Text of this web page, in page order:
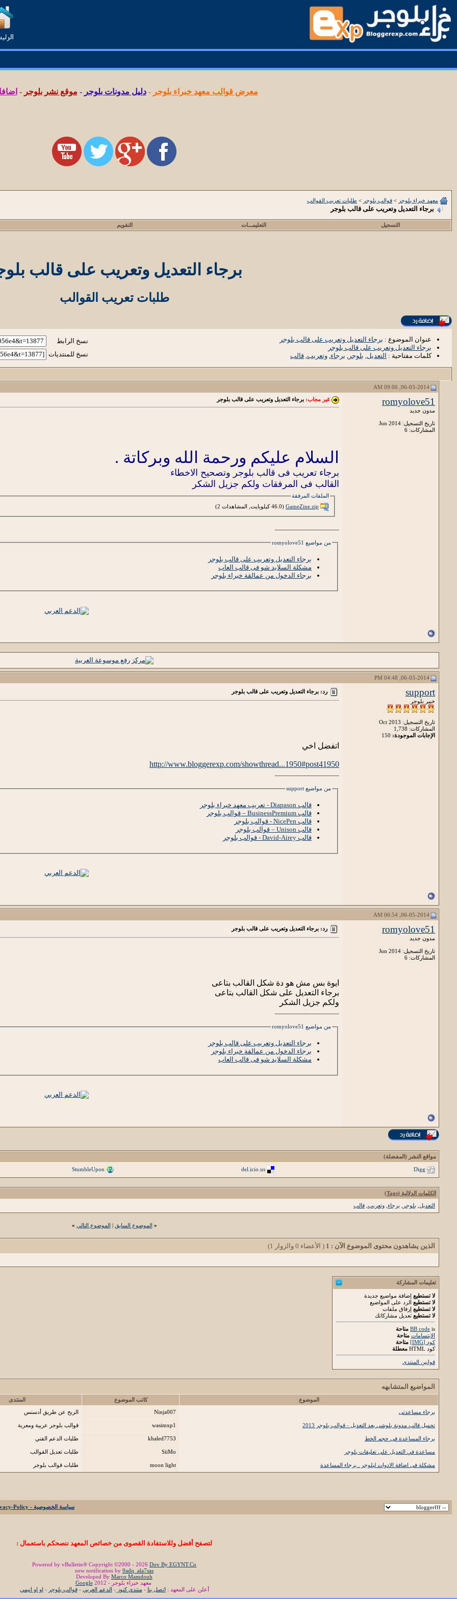
معرض قوالب معهد خبراء بلوجر -دليل مدونات بلوجر - موقع نشر بلوجر -
معهد خبراء بلوجر > قوالب بلوجر > طلبات تعريب القوالب
برجاء التعديل وتعريب على قالب بلوجر
التسجيل التعليمـــات التقويم
برجاء التعديل وتعريب على قالب
طلبات تعريب القوالب
عنوان الموضوع : برجاء التعديل وتعريب على قالب بلوجر
برجاء التعديل وتعريب على قالب بلوجر
كلمات مفتاحية : التعديل, بلوجر , برجاء, وتعريب, قالب
نسخ الرابط
نسخ للمنتديات
romyolove51
مدون جديد
تاريخ التسجيل: Jun 2014
المشاركات: 6
غير مجاب: برجاء التعديل وتعريب على قالب بلوجر
السلام عليكم ورحمة الله وبركاتة .
برجاء تعريب فى قالب بلوجر وتصحيح الاخطاء
القالب فى المرفقات ولكم جزيل الشكر
الملفات المرفقة
GameZine.zip‏ (46.0 كيلوبايت, المشاهدات 2)
من مواضيع romyolove51
برجاء التعديل وتعريب على قالب بلوجر
مشكلة السلايد شو فى قالب العاب
برجاء الدخول من عمالقة خبراء بلوجر
support
خبير بلوجر
تاريخ التسجيل: Oct 2013
المشاركات: 1,738
الإجابات الموجودة:
رد: برجاء التعديل وتعريب على قالب بلوجر
اتفضل اخي
http://www.bloggerexp.com/showthread...1950#post41950
من مواضيع support
قالب Diapason - تعريب معهد خبراء بلوجر
قالب BusinessPremium – قوالب بلوجر
قالب NicePen - قوالب بلوجر
قالب Unison – قوالب بلوجر
قالب David-Airey - قوالب بلوجر
romyolove51
مدون جديد
تاريخ التسجيل: Jun 2014
المشاركات: 6
رد: برجاء التعديل وتعريب على قالب بلوجر
ايوة بس مش هو دة شكل القالب بتاعى
برجاء التعديل على شكل القالب بتاعى
ولكم جزيل الشكر
من مواضيع romyolove51
برجاء التعديل وتعريب على قالب بلوجر
برجاء الدخول من عمالقة خبراء بلوجر
مشكلة السلايد شو فى قالب العاب
مواقع النشر (المفضلة)
Digg
del.icio.us
StumbleUpon
الكلمات الدلالية (Tags)
التعديل
بلوجر برجاء وتعريب قالب
« الموضوع السابق | الموضوع التالي »
الذين يشاهدون محتوى الموضوع الآن : 1 ( الأعضاء 0 والزوار 1)
تعليمات المشاركة
لا تستطيع إضافة مواضيع جديدة
لا تستطيع الرد على المواضيع
لا تستطيع إرفاق ملفات
لا تستطيع تعديل مشاركاتك
BB code is
متاحة
الابتسامات متاحة
كود [IMG]
متاحة
كود HTML
معطلة
قوانين المنتدى
المواضيع المتشابهه
الموضوع كاتب الموضوع
المنتدى
برجاء مساعدتى
Ninja007 الربح عن طريق أدسنس
تحميل قالب مدونة بلوشى بعد التعديل - قوالب بلوجر 2013 wasimxp1 قوالب بلوجر عربية ومعربة
برجاء المساعدة فى حجم الخط khaled7753 طلبات الدعم الفني
مساعدة في التعديل على تعليقات بلوجر SiiMo طلبات تعديل القوالب
مشكلة فى اضافة الادوات لبلوجر . برجاء المساعدة moon light طلبات قوالب بلوجر
سياسة الخصوصية - Privacy-Policy
لتصفح أفضل وللاستفادة القصوى من خصائص المعهد ننصحكم باستعمال :
Powered by vBulletin® Copyright ©2000 - 2026 Dov By EGYNT.Co
new notification by 9adq_ala7sas
Developed By Marco Mamdouh
معهد خبراء بلوجر - 2012
Google
أعلن على المعهد : اتصل بنا - منتدي كنوز- الدعم العربي -قوالب بلوجر - او او انيمي